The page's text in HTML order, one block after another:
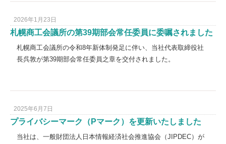
2026年1月23日
札幌商工会議所の第39期部会常任委員に委嘱されました
札幌商工会議所の令和8年新体制発足に伴い、当社代表取締役社
長呉敦が第39期部会常任委員之章を交付されました。
2025年6月7日
プライバシーマーク（Pマーク）を更新いたしました
当社は、一般財団法人日本情報経済社会推進協会（JIPDEC）が